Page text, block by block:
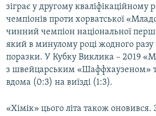
зіграє у другому кваліфікаційному
чемпіонів проти хорватської
чинний чемпіон національної
який в минулому році жодного разу
поразки. У Кубку Виклика – 2019
з швейцарським «Шаффхаузеном»
вдома (0:3) на виїзді (1:3).
«Хімік» цього літа також